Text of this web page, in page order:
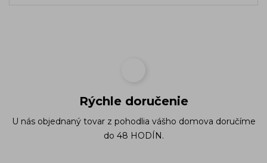
Rýchle doručenie
U nás objednaný tovar z pohodlia vášho domova doručíme
do 48 HODÍN.